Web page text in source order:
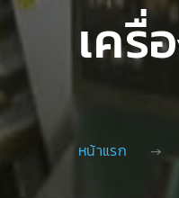
เครื่
หน้าแรก